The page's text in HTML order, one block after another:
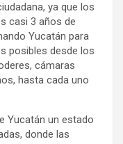
ya que los
casi 3 años de
Yucatán para
posibles desde los
cámaras
hasta cada uno
Yucatán un estado
donde las